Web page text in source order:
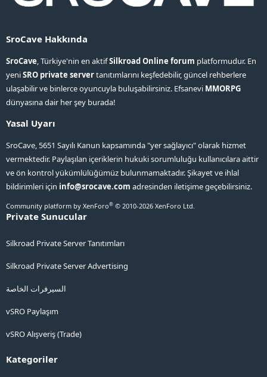
SroCave Hakkında
SroCave, Türkiye'nin en aktifSilkroad Online forum platformudur. En
yeniSRO private servertanıtımlarını keşfedebilir, güncel rehberlere
ulaşabilir ve binlerce oyuncuyla buluşabilirsiniz. Efsanevi MMORPG
dünyasına dair her şey burada!
Yasal Uyarı
SroCave, 5651 Sayılı Kanun kapsamında "yer sağlayıcı" olarak hizmet
vermektedir. Paylaşılan içeriklerin hukuki sorumluluğu kullanıcılara aittir
ve ön kontrol yükümlülüğümüz bulunmamaktadır. Şikayet ve ihlal
bildirimleri için info@srocave.com adresinden iletişime geçebilirsiniz.
Community platform by XenForo® © 2010-2026 XenForo Ltd.
Private Sunucular
Silkroad Private Server Tanıtımları
Silkroad Private Server Advertising
السيرفرات الخاصة
vSRO Paylaşım
vSRO Alışveriş (Trade)
Kategoriler